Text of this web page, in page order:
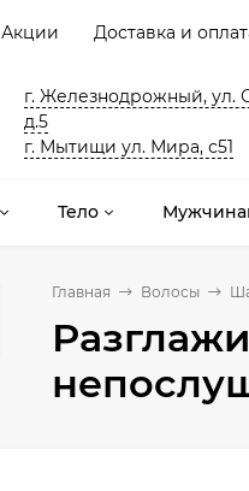
Акции Доставка и
г. Железнодрожный, ул.
д.5
г. Мытищи ул. Мира, с51
Тело
Главная Волосы